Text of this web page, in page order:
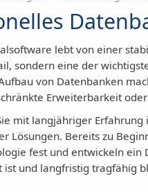
lebt von einer
sondern eine der
von Datenbanken
Erweiterbarkeit
mit langjähriger
Lösungen. Bereits zu
fest und entwickeln
ist und langfristig tragfähig